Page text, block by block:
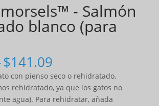
- Salmón
blanco (para
$141.09Gama
de
precios:
$34.49
con pienso seco o rehidratado.
rehidratado, ya que los gatos no
agua). Para rehidratar, añada